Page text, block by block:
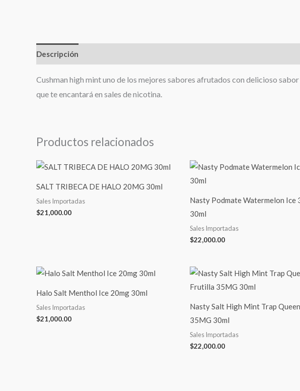
Descripción
Cushman high mint uno de los mejores sabores afrutados con delicioso
que te encantará en sales de nicotina.
Productos relacionados
SALT TRIBECA DE HALO 20MG 30ml
Sales Importadas
$21,000.00
Nasty Podmate Watermelon Ice
30ml
Sales Importadas
$22,000.00
Halo Salt Menthol Ice 20mg 30ml
Sales Importadas
$21,000.00
Nasty Salt High Mint Trap
35MG 30ml
Sales Importadas
$22,000.00